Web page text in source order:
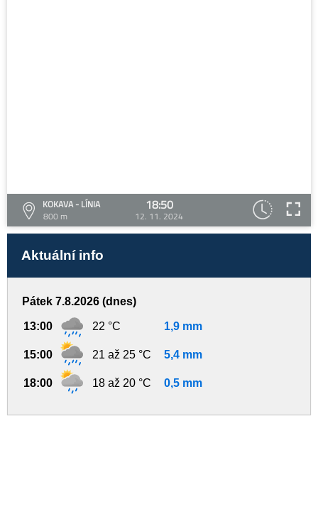
KOKAVA - LÍNIA
800 m
18:50
12. 11. 2024
Aktuální info
Pátek 7.8.2026 (dnes)
13:00 22 °C 1,9 mm
15:00 21 až 25 °C 5,4 mm
18:00 18 až 20 °C 0,5 mm